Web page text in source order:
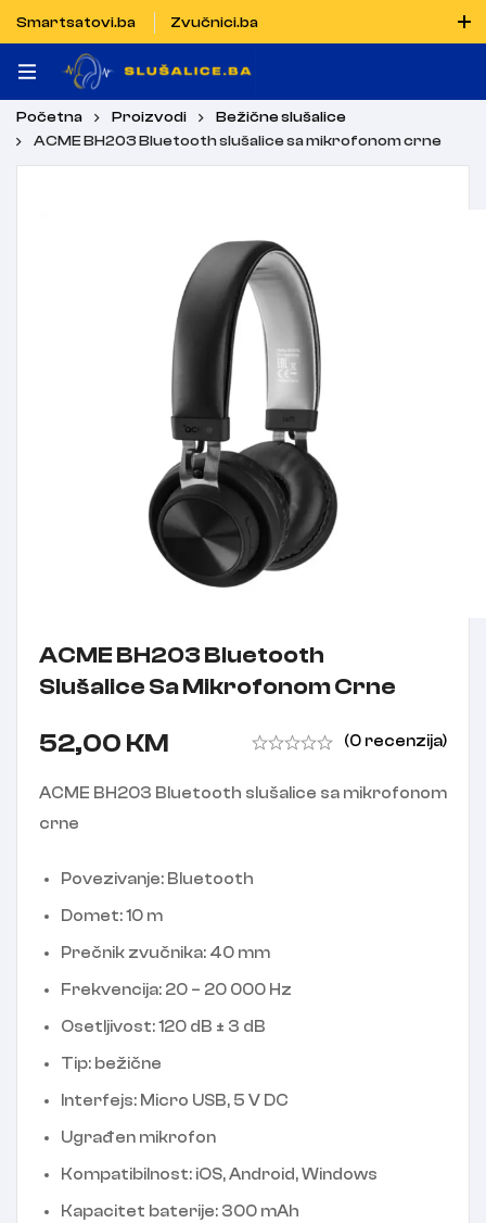
Smartsatovi.ba
Zvučnici.ba
Naručiti možete i porukom putem Vibera i WhatsAppa
Početna Proizvodi
Bežične slušalice
ACME BH203 Bluetooth slušalice sa mikrofonom crne
ACME BH203 Bluetooth
Slušalice Sa Mikrofonom Crne
52,00 KM (0 recenzija)
ACME BH203 Bluetooth slušalice sa mikrofonom
crne
Povezivanje: Bluetooth
Domet: 10 m
Prečnik zvučnika: 40 mm
Frekvencija: 20 – 20 000 Hz
Osetljivost: 120 dB ± 3 dB
Tip: bežične
Interfejs: Micro USB, 5 V DC
Ugrađen mikrofon
Kompatibilnost: iOS, Android, Windows
Kapacitet baterije: 300 mAh